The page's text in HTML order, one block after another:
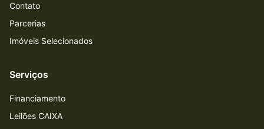
Contato
Parcerias
Imóveis Selecionados
Serviços
Financiamento
Leilões CAIXA